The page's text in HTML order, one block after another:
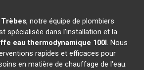
Trèbes, notre équipe de plombiers
spécialisée dans l'installation et la
eau thermodynamique 100l. Nous
rapides et efficaces pour
en matière de chauffage de l'eau.